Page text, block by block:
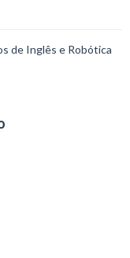
de Inglês e Robótica